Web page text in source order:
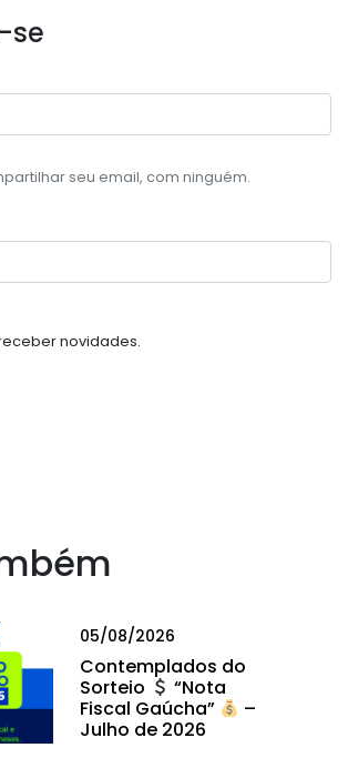
se
seu email, com ninguém.
novidades.
05/08/2026
Contemplados do
Sorteio
“Nota
Fiscal Gaúcha”
–
Julho de 2026